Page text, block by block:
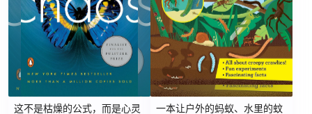
这不是枯燥的公式，而是心灵
一本让户外的蚂蚁、水里的蚊